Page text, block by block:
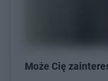
Może Cię